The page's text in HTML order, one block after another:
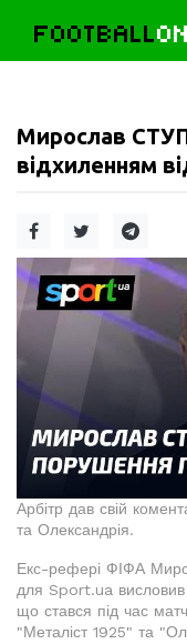
FOOTBALL
Мирослав
відхиленням
Арбітр дав свій
та Олександрія.
Екс-рефері ФІФА
для Sport.ua
що стався під час
"Металіст 1925" та